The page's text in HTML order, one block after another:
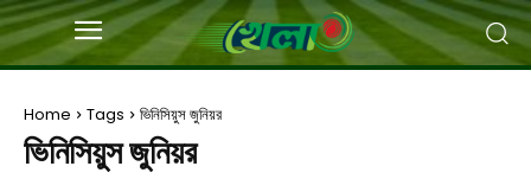
Home Tags ভিনিসিয়ুস জুনিয়র
ভিনিসিয়ুস জুনিয়র